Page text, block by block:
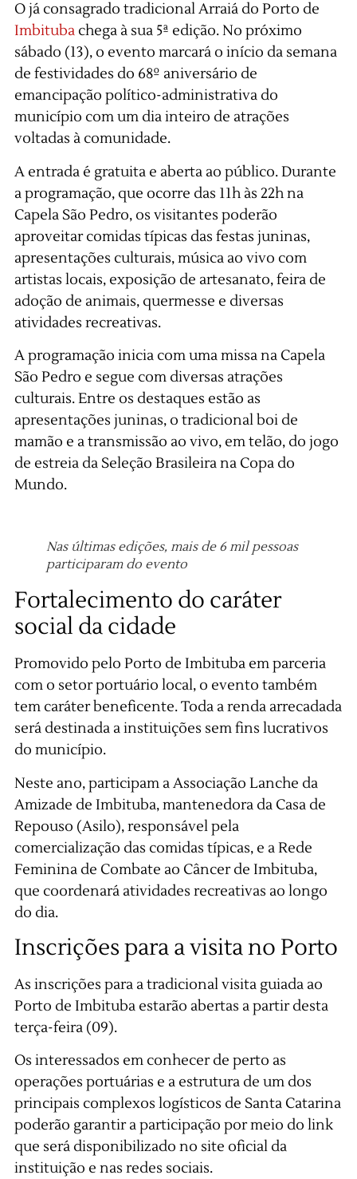
O já consagrado tradicional Arraiá do Porto de
Imbitubachega à sua 5ª edição. No próximo
sábado (13), o evento marcará o início da semana
de festividades do 68º aniversário de
emancipação político-administrativa do
município com um dia inteiro de atrações
voltadas à comunidade.
A entrada é gratuita e aberta ao público. Durante
a programação, que ocorre das 11h às 22h na
Capela São Pedro, os visitantes poderão
aproveitar comidas típicas das festas juninas,
apresentações culturais, música ao vivo com
artistas locais, exposição de artesanato, feira de
adoção de animais, quermesse e diversas
atividades recreativas.
A programação inicia com uma missa na Capela
São Pedro e segue com diversas atrações
culturais. Entre os destaques estão as
apresentações juninas, o tradicional boi de
mamão e a transmissão ao vivo, em telão, do jogo
de estreia da Seleção Brasileira na Copa do
Mundo.
Nas últimas edições, mais de 6 mil pessoas
participaram do evento
Fortalecimento do caráter
social da cidade
Promovido pelo Porto de Imbituba em parceria
com o setor portuário local, o evento também
tem caráter beneficente. Toda a renda arrecadada
será destinada a instituições sem fins lucrativos
do município.
Neste ano, participam a Associação Lanche da
Amizade de Imbituba, mantenedora da Casa de
Repouso (Asilo), responsável pela
comercialização das comidas típicas, e a Rede
Feminina de Combate ao Câncer de Imbituba,
que coordenará atividades recreativas ao longo
do dia.
Inscrições para a visita no Porto
As inscrições para a tradicional visita guiada ao
Porto de Imbituba estarão abertas a partir desta
terça-feira (09).
Os interessados em conhecer de perto as
operações portuárias e a estrutura de um dos
principais complexos logísticos de Santa Catarina
poderão garantir a participação por meio do link
que será disponibilizado no site oficial da
instituição e nas redes sociais.